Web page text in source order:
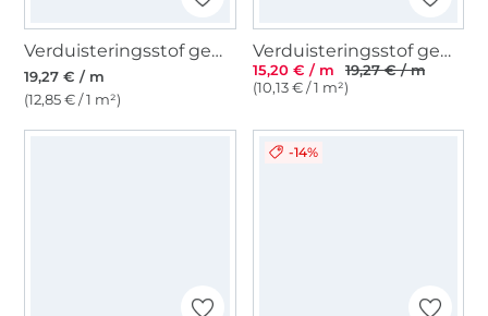
Verduisteringsstof gemêleerd, beige
19,27 € / m
(12,85 € / 1 m²)
Verduisteringsstof gemêleerd, vaalgroen
15,20 € / m
19,27 € / m
(10,13 € / 1 m²)
-14%